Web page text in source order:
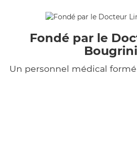
Fondé par le
Bougrini
Un personnel médical